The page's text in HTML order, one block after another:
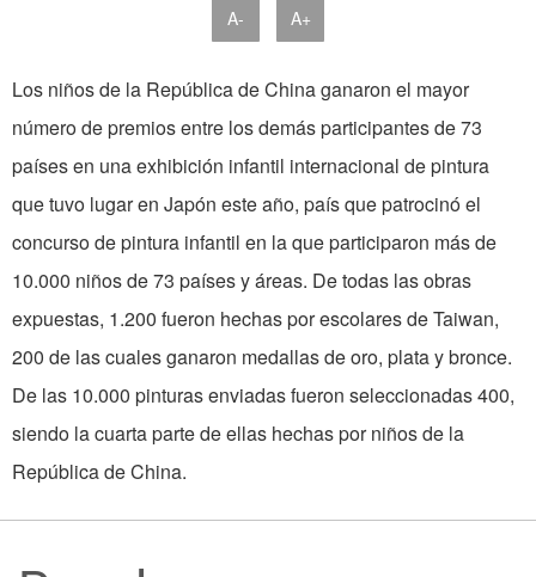
A- A+
Los niños de la República de China ganaron el mayor
número de premios entre los demás participantes de 73
países en una exhibición infantil internacional de pintura
que tuvo lugar en Japón este año, país que patrocinó el
concurso de pintura infantil en la que participaron más de
10.000 niños de 73 países y áreas. De todas las obras
expuestas, 1.200 fueron hechas por escolares de Taiwan,
200 de las cuales ganaron medallas de oro, plata y bronce.
De las 10.000 pinturas enviadas fueron seleccionadas 400,
siendo la cuarta parte de ellas hechas por niños de la
República de China.